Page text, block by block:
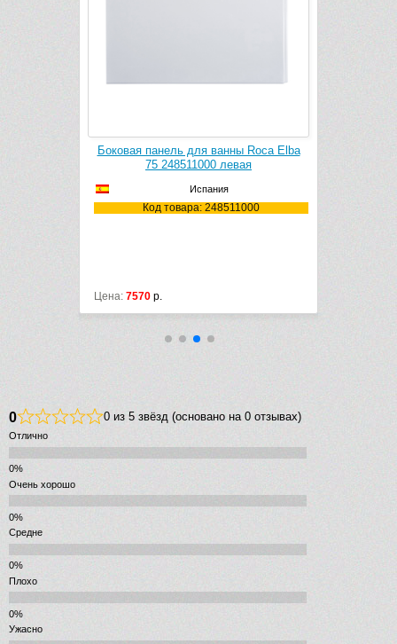
Roca
Боковая панель для ванны Roca Elba
75 248511000 левая
Испания
Код товара: 248511000
Цена: 7570 р.
0 0 из 5 звёзд (основано на 0 отзывах)
Отлично
Очень хорошо
Средне
Плохо
Ужасно